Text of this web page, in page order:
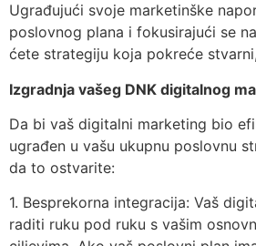
Ugrađujući svoje marketinške
poslovnog plana i fokusirajući se
ćete strategiju koja pokreće
Izgradnja vašeg DNK digitalnog
Da bi vaš digitalni marketing bio
ugrađen u vašu ukupnu poslovnu
da to ostvarite:
1. Besprekorna integracija: Vaš
raditi ruku pod ruku s vašim